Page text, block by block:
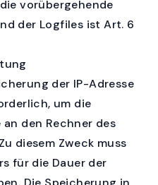
vorübergehende
der Logfiles ist Art. 6
der IP-Adresse
um die
den Rechner des
diesem Zweck muss
für die Dauer der